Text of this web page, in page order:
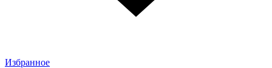
Избранное